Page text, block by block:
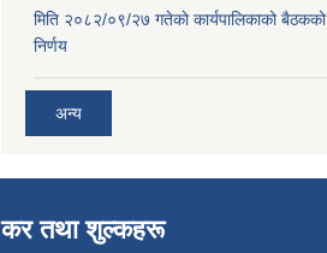
मिति २०८२/०९/२७ गतेकाे कार्यपालिकाको बैठकको
निर्णय
अन्य
कर तथा शुल्कहरू